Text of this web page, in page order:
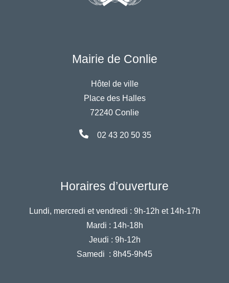
Mairie de Conlie
Hôtel de ville
Place des Halles
72240 Conlie
02 43 20 50 35
Horaires d’ouverture
Lundi, mercredi et vendredi : 9h-12h et 14h-17h
Mardi : 14h-18h
Jeudi : 9h-12h
Samedi : 8h45-9h45